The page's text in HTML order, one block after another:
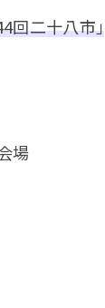
回二十八市」
場